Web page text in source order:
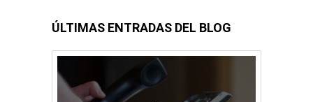
ÚLTIMAS ENTRADAS DEL BLOG